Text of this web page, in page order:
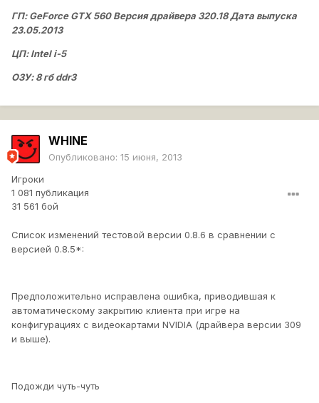
ГП: GeForce GTX 560 Версия драйвера 320.18 Дата выпуска
23.05.2013
ЦП: Intel i-5
ОЗУ: 8 гб ddr3
WHINE
Опубликовано: 15 июня, 2013
Игроки
1 081 публикация
31 561 бой
Список изменений тестовой версии 0.8.6 в сравнении с
версией 0.8.5*:
Предположительно исправлена ошибка, приводившая к
автоматическому закрытию клиента при игре на
конфигурациях с видеокартами NVIDIA (драйвера версии 309
и выше).
Подожди чуть-чуть